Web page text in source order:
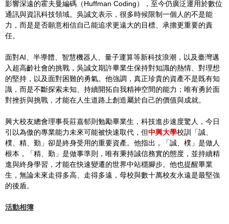
影響深遠的霍夫曼編碼（Huffman Coding），至今仍廣泛運用於數位
通訊與資訊科技領域。吳誠文表示，很多時候限制一個人的不是能
力，而是是否願意相信自己能追求更遠大的目標、承擔更重要的責
任。
面對AI、半導體、智慧機器人、量子運算等新科技浪潮，以及臺灣邁
入超高齡社會的挑戰，吳誠文期許畢業生保持對知識的熱情、對理想
的堅持，以及面對困難的勇氣。他強調，真正珍貴的資產不是既有知
識，而是不斷探索未知、持續開拓自我精神空間的能力；唯有勇於面
對挫折與挑戰，才能在人生道路上創造屬於自己的價值與成就。
興大校友總會理事長莊嘉郁則勉勵畢業生，科技進步速度驚人，今日
引以為傲的專業能力未來可能被快速取代，但中興大學校訓「誠、
樸、精、勤」卻是終身受用的重要資產。他指出，「誠、樸」是做人
根本，「精、勤」是做事準則，唯有秉持誠信務實的態度，並持續精
進與終身學習，才能在快速變遷的世界中站穩腳步。他也提醒畢業
生，無論未來走得多高、走得多遠，母校與數十萬校友永遠是最堅強
的後盾。
活動相簿